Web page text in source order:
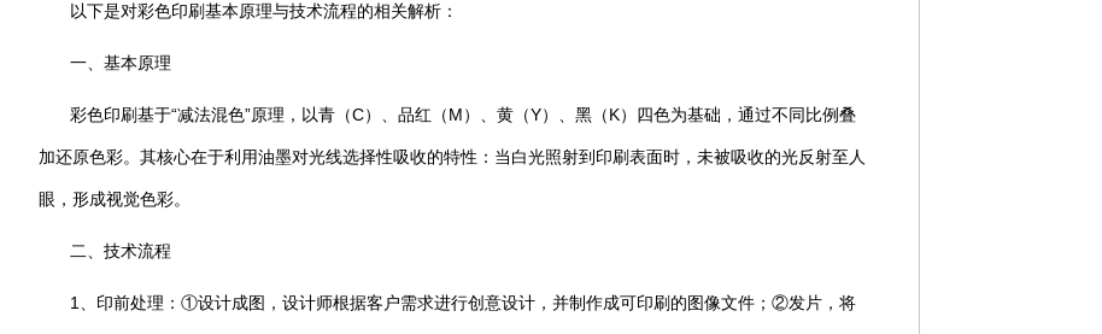
以下是对彩色印刷基本原理与技术流程的相关解析：
一、基本原理
彩色印刷基于“减法混色”原理，以青（C）、品红（M）、黄（Y）、黑（K）四色为基础，通过不同比例叠
加还原色彩。其核心在于利用油墨对光线选择性吸收的特性：当白光照射到印刷表面时，未被吸收的光反射至人
眼，形成视觉色彩。
二、技术流程
1、印前处理：①设计成图，设计师根据客户需求进行创意设计，并制作成可印刷的图像文件；②发片，将